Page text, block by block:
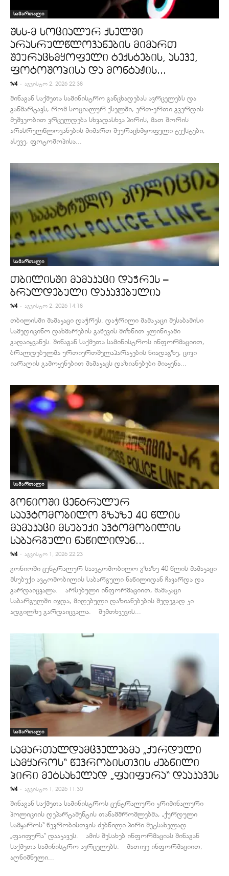
სამართალი
შსს-მ სოციალურ ქსელში
არასრულწლოვანების მიმართ
შეურაცხმყოფელი ტექსტების, ასევე,
ფოტოშოპისა და მონტაჟის...
tv4 - აგვისტო 2, 2026 22:38
შინაგან საქმეთა სამინისტრო განცხადებას ავრცელებს და
განმარტავს, რომ სოციალურ ქსელში, ერთ-ერთი გვერდის
მეშვეობით ვრცელდება სხვადასხვა პირის, მათ შორის
არასრულწლოვანების მიმართ შეურაცხმყოფელი ტექსტები,
ასევე, ფოტოშოპისა...
სამართალი
თბილისში მამაკაცი დაჭრეს –
ბრალდებული დაკავებულია
tv4 - აგვისტო 2, 2026 14:18
თბილისში მამაკაცი დაჭრეს. დაჭრილი მამაკაცი შესაბამისი
სამედიცინო დახმარების გაწევის მიზნით კლინიკაში
გადაიყვანეს. შინაგან საქმეთა სამინისტროს ინფორმაციით,
ბრალდებულმა ურთიერთშელაპარაკების ნიადაგზე, ცივი
იარაღის გამოყენებით მამაკაცს დაზიანებები მიაყენა...
სამართალი
გონიოში ცენტრალურ
საავტომობილო გზაზე 40 წლის
მამაკაცი მსუბუქი ავტომობილის
საბარგული ნაწილიდან...
tv4 - აგვისტო 1, 2026 22:23
გონიოში ცენტრალურ საავტომობილო გზაზე 40 წლის მამაკაცი
მსუბუქი ავტომობილის საბარგული ნაწილიდან ჩავარდა და
გარდაიცვალა. არსებული ინფორმაციით, მამაკაცი
საბარგულში იჯდა, მიღებული დაზიანებების შედეგად კი
ადგილზე გარდაიცვალა. შემთხვევის...
სამართალი
სამართალდამცველებმა „ქურდული
სამყაროს“ წევრობისთვის ძებნილი
პირი მეტსახელად „ფაიფურა“ დააკავეს
tv4 - აგვისტო 1, 2026 11:30
შინაგან საქმეთა სამინისტროს ცენტრალური კრიმინალური
პოლიციის დეპარტამენტის თანამშრომლებმა, „ქურდული
სამყაროს“ წევრობისთვის ძებნილი პირი მეტსახელად
„ფაიფურა“ დააკავეს. ამის შესახებ ინფორმაციას შინაგან
საქმეთა სამინისტრო ავრცელებს. მათივე ინფორმაციით,
აღნიშნული...